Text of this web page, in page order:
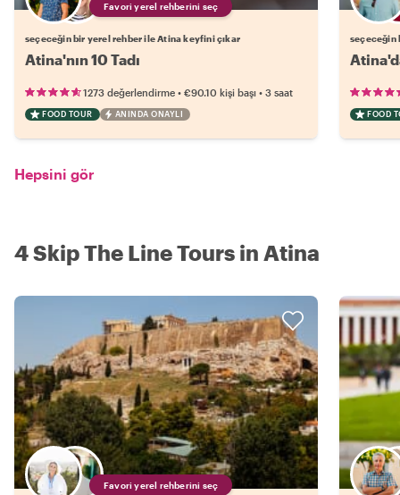
Favori yerel rehberini seç
seçeceğin bir yerel rehber ile Atina keyfini çıkar
Atina'nın 10 Tadı
1273 değerlendirme • €90.10 kişi başı • 3 saat
FOOD TOUR ANINDA ONAYLI
seçeceğin
FOOD
Hepsini gör
4 Skip The Line Tours in Atina
Favori yerel rehberini seç